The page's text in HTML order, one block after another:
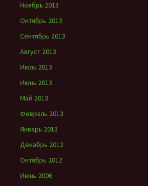
Ноябрь 2013
Октябрь 2013
Сентябрь 2013
Август 2013
Июль 2013
Июнь 2013
Май 2013
Февраль 2013
Январь 2013
Декабрь 2012
Октябрь 2012
Июнь 2006